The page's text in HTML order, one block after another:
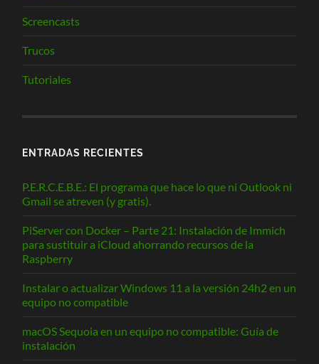
Screencasts
Trucos
Tutoriales
ENTRADAS RECIENTES
P.E.R.C.E.B.E.: El programa que hace lo que ni Outlook ni
Gmail se atreven (y gratis).
PiServer con Docker – Parte 21: Instalación de Immich
para sustituir a iCloud ahorrando recursos de la
Raspberry
Instalar o actualizar Windows 11 a la versión 24h2 en un
equipo no compatible
macOS Sequoia en un equipo no compatible: Guía de
instalación